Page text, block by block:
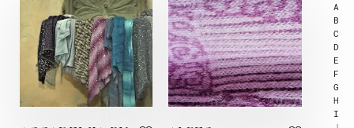
A
B
C
D
E
F
G
H
I